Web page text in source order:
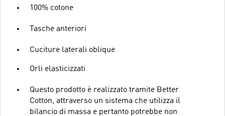
100% cotone
Tasche anteriori
Cuciture laterali oblique
Orli elasticizzati
Questo prodotto è realizzato tramite Better
Cotton, attraverso un sistema che utilizza il
bilancio di massa e pertanto potrebbe non